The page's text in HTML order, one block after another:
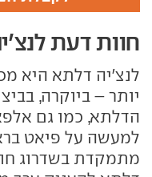
חוות דעת
לנצ'יה דלתא היא
יותר – ביוקרה,
הדלתא, כמו גם
למעשה על פיאט
מתמקדת בשדרוג